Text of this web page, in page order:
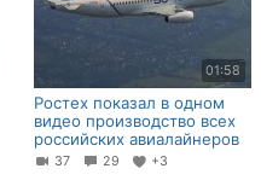
01:58
Ростех показал в одном
видео производство всех
российских авиалайнеров
37 29 +3